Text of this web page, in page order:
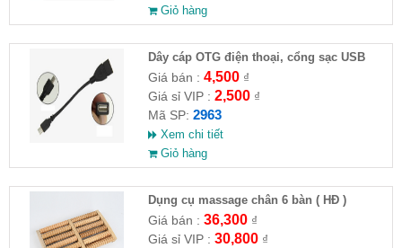
Giỏ hàng
Dây cáp OTG điện thoại, cổng sạc USB
Giá bán : 4,500₫
Giá sỉ VIP : 2,500₫
Mã SP: 2963
Xem chi tiết
Giỏ hàng
Dụng cụ massage chân 6 bàn ( HĐ )
Giá bán : 36,300₫
Giá sỉ VIP : 30,800₫